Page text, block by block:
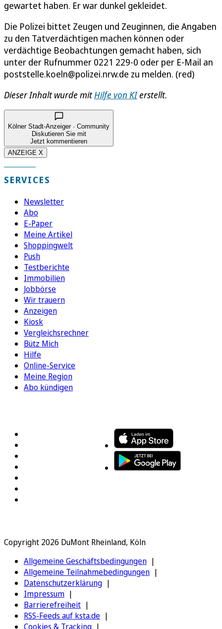
gewartet haben. Er war dunkel gekleidet.
Die Polizei bittet Zeugen und Zeuginnen, die Angaben
zu den Tatverdächtigen machen können oder
verdächtige Beobachtungen gemacht haben, sich
unter der Rufnummer 0221 229-0 oder per E-Mail an
poststelle.koeln@polizei.nrw.de zu melden. (red)
Dieser Inhalt wurde mitHilfe von KIerstellt.
Kölner Stadt-Anzeiger · Community
Diskutieren Sie mit
Jetzt kommentieren
ANZEIGE X
SERVICES
Newsletter
Abo
E-Paper
Meine Artikel
Shoppingwelt
Push
Testberichte
Immobilien
Jobbörse
Wir trauern
Anzeigen
Kiosk
Vergleichsrechner
Bütz Mich
Hilfe
Online-Service
Meine Region
Abo kündigen
Copyright 2026 DuMont Rheinland, Köln
Allgemeine Geschäftsbedingungen
Allgemeine Teilnahmebedingungen
Datenschutzerklärung
Impressum
Barrierefreiheit
RSS-Feeds auf ksta.de
Cookies & Tracking